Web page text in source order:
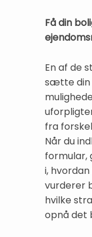
Få din
En af de
sætte din
fra
Når du
formular,
i,
vurderer
hvilke
opnå det